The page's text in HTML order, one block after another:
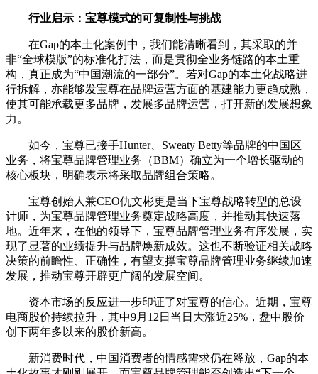
行业启示：宝尊模式的可复制性与挑战
在Gap的本土化案例中，我们能清晰看到，其采取的并
非“全球模版”的标准化打法，而是贯彻全业务链路的本土重
构，真正成为“中国潮流的一部分”。若对Gap的本土化战略进
行拆解，亦能够发宝尊在品牌运营方面的基建能力更趋成熟，
使其可能承载更多品牌，发展多品牌运营，打开新的发展想象
力。
如今，宝尊已接手Hunter、Sweaty Betty等品牌的中国区
业务，将宝尊品牌管理业务（BBM）确立为一个增长驱动的
核心板块，明确表示将采取品牌组合策略。
宝尊创始人兼CEO仇文彬更是当下宝尊战略转型的总设
计师，为宝尊品牌管理业务奠定战略高度，并推动其快速落
地。近年来，在他的领导下，宝尊品牌管理业务有序发展，实
现了显著的业绩提升与品牌焕新成效。这也不断验证相关战略
决策的前瞻性、正确性，有望支撑宝尊品牌管理业务继续加速
发展，推动宝尊开辟更广阔的发展空间。
资本市场的反应进一步印证了对宝尊的信心。近期，宝尊
电商股价持续拉升，其中9月12日当日大涨近25%，盘中股价
创下两年多以来的股价新高。
新消费时代，中国消费者的情感需求仍在释放，Gap的本